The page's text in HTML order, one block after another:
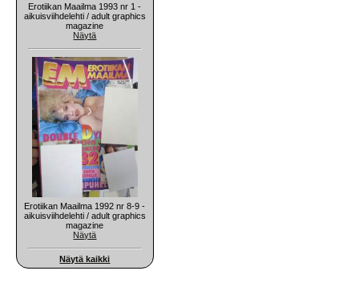
Erotiikan Maailma 1993 nr 1 -
aikuisviihdelehti / adult graphics
magazine
Näytä
Erotiikan Maailma 1992 nr 8-9 -
aikuisviihdelehti / adult graphics
magazine
Näytä
Näytä kaikki